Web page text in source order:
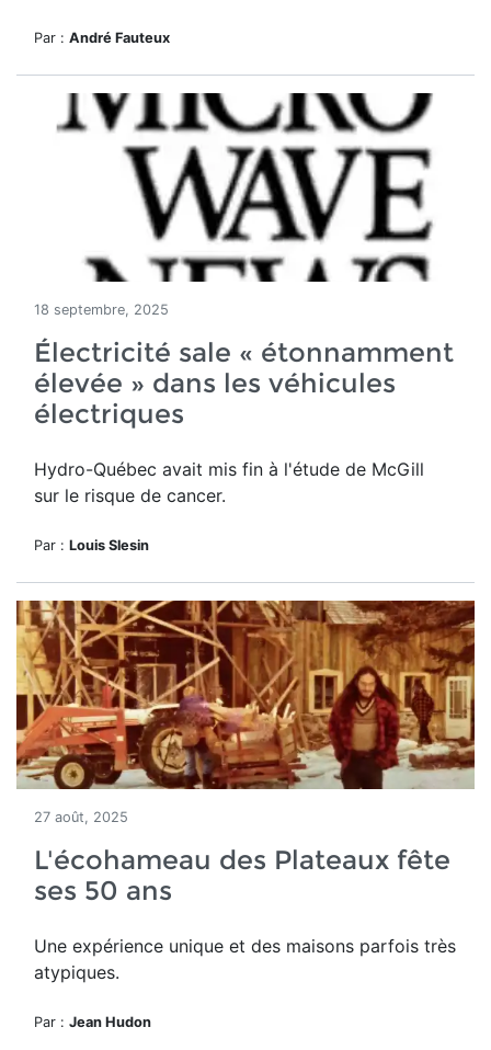
Par : André Fauteux
18 septembre, 2025
Électricité sale « étonnamment
élevée » dans les véhicules
électriques
Hydro-Québec avait mis fin à l'étude de McGill
sur le risque de cancer.
Par : Louis Slesin
27 août, 2025
L'écohameau des Plateaux fête
ses 50 ans
Une expérience unique et des maisons parfois très
atypiques.
Par : Jean Hudon